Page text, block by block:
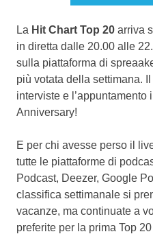
La Hit Chart Top 20 arriva
in diretta dalle 20.00 alle
sulla piattaforma di
più votata della settimana.
interviste e l’appuntamento
Anniversary!
E per chi avesse perso il
tutte le piattaforme di
Podcast, Deezer, Google
classifica settimanale si
vacanze, ma continuate a
preferite per la prima Top